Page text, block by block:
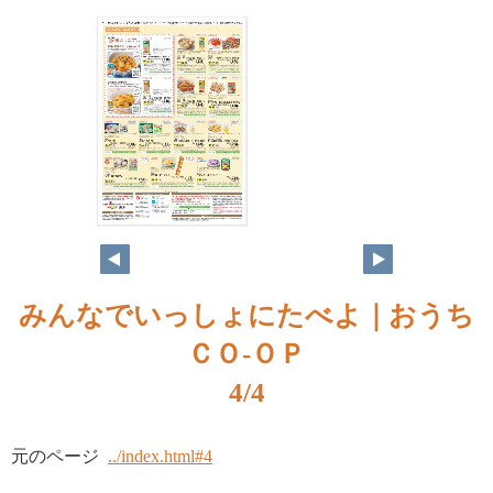
みんなでいっしょにたべよ｜おうち
ＣＯ-ＯＰ
4/4
元のページ ../index.html#4